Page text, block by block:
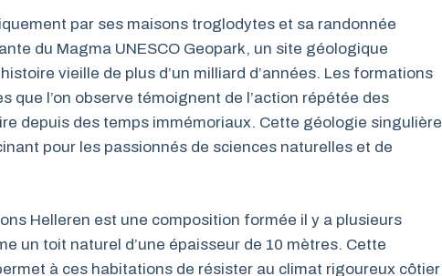
par ses maisons troglodytes et sa randonnée
du Magma UNESCO Geopark, un site géologique
vieille de plus d’un milliard d’années. Les formations
que l’on observe témoignent de l’action répétée des
depuis des temps immémoriaux. Cette géologie singulière
pour les passionnés de sciences naturelles et de
Helleren est une composition formée il y a plusieurs
un toit naturel d’une épaisseur de 10 mètres. Cette
à ces habitations de résister au climat rigoureux côtier